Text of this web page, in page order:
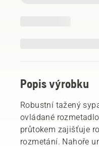
Popis výrobku
Robustní tažený
ovládané
průtokem zajišťuje
rozmetání. Nahoře